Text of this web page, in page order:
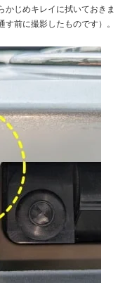
かじめキレイに拭いておきま
前に撮影したものです）。